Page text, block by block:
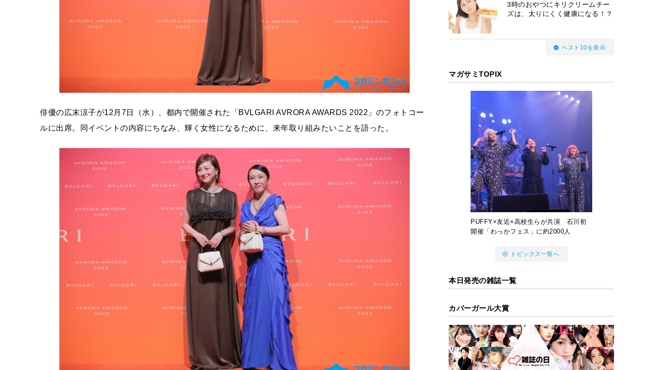
俳優の広末涼子が12月7日（水）、都内で開催された「BVLGARI AVRORA AWARDS 2022」のフォトコー
ルに出席。同イベントの内容にちなみ、輝く女性になるために、来年取り組みたいことを語った。
3時のおやつにキリクリームチー
ズは、太りにくく健康になる！？
ベスト10を表示
マガサミTOPIX
PUFFY×友近×高校生らが共演 石川初
開催「わっかフェス」に約2000人
トピックス一覧へ
本日発売の雑誌一覧
カバーガール大賞